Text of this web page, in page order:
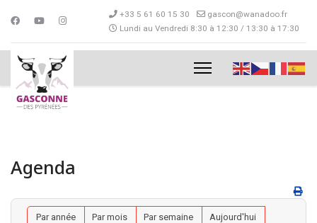
+33 5 61 60 15 30
gascon@wanadoo.fr
Lundi au Vendredi 8:30 à 12:30 / 13:30 à 17:30
Agenda
Par année Par mois Par semaine
Aujourd'hui